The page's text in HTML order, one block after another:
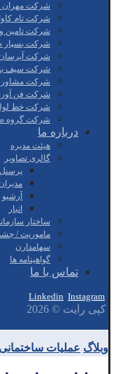
شرکت مهران
شرکت تام
شرکت تامین و
شرکت بسپار
شرکت
شرکت سیف
شرکت مشاور
شرکت فن
شرکت خط
شرکت گروه
درباره ما
هیئت مدیره
گالری تصاویر
آرشیو
انبار
ساختار
ماموریت / چشم
سهامدارن
گواهینامه ها
تماس با ما
Linkedin Instagram
کپی رایت © 2026
وبلاگ عملیات ساختمانی